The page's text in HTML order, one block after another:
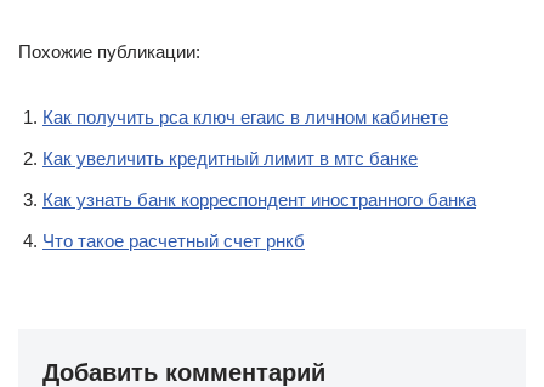
Похожие публикации:
Как получить рса ключ егаис в личном кабинете
Как увеличить кредитный лимит в мтс банке
Как узнать банк корреспондент иностранного банка
Что такое расчетный счет рнкб
Добавить комментарий